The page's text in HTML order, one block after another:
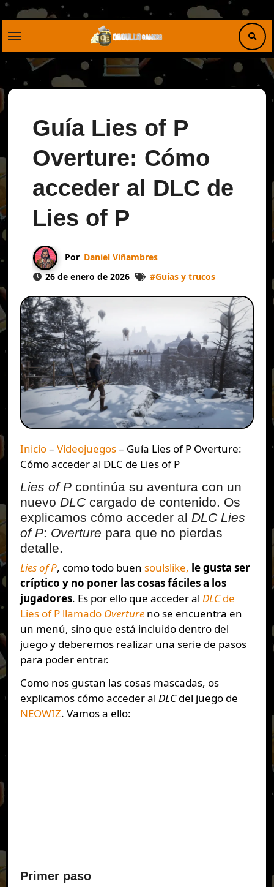
Saltar
Guía Lies of P
Overture: Cómo
acceder al DLC de
Lies of P
Por Daniel Viñambres
26 de enero de 2026
#Guías y trucos
Inicio– Videojuegos– Guía Lies of P Overture:
Cómo acceder al DLC de Lies of P
Lies of Pcontinúa su aventura con un
nuevo DLCcargado de contenido. Os
explicamos cómo acceder al DLC Lies
of P: Overture para que no pierdas
detalle.
Lies of P, como todo buen soulslike, le gusta ser
críptico y no poner las cosas fáciles a los
jugadores. Es por ello que acceder al DLCde
Lies of P llamado Overtureno se encuentra en
un menú, sino que está incluido dentro del
juego y deberemos realizar una serie de pasos
para poder entrar.
Como nos gustan las cosas mascadas, os
explicamos cómo acceder al DLCdel juego de
NEOWIZ. Vamos a ello:
Primer paso